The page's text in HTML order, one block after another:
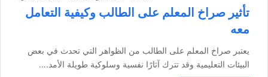
تأثير صراخ المعلم على الطالب وكيفية التعامل
معه
يعتبر صراخ المعلم على الطالب من الظواهر التي تحدث في بعض
البيئات التعليمية وقد تترك آثارًا نفسية وسلوكية طويلة الأمد.…